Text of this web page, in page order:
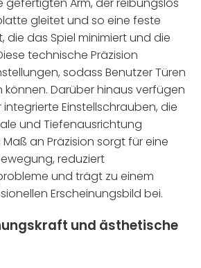
gleitet und so eine feste
die das Spiel minimiert und die
technische Präzision
sodass Benutzer Türen
Darüber hinaus verfügen
Einstellschrauben, die
und Tiefenausrichtung
an Präzision sorgt für eine
reduziert
und trägt zu einem
Erscheinungsbild bei.
und ästhetische